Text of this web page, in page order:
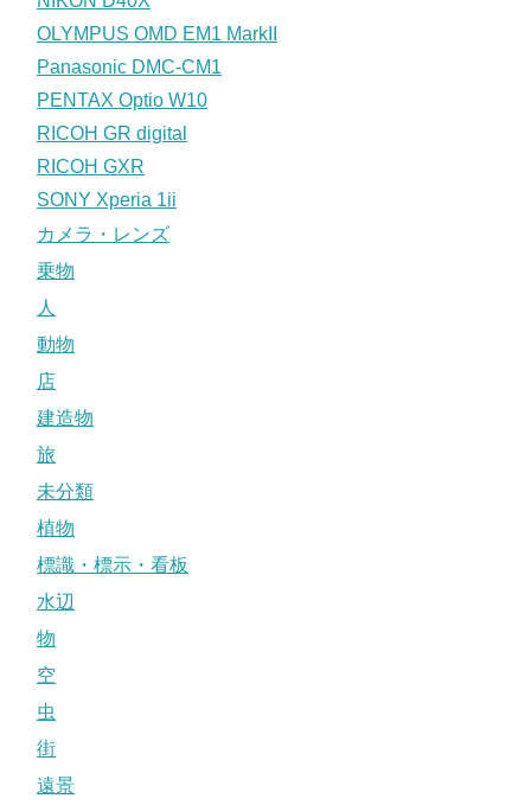
OLYMPUS OMD EM1 MarkII
Panasonic DMC-CM1
PENTAX Optio W10
RICOH GR digital
RICOH GXR
SONY Xperia 1ii
カメラ・レンズ
乗物
人
動物
店
建造物
旅
未分類
植物
標識・標示・看板
水辺
物
空
虫
街
遠景